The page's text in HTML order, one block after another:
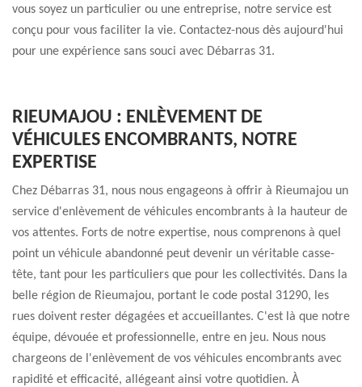
vous soyez un particulier ou une entreprise, notre service est
conçu pour vous faciliter la vie. Contactez-nous dès aujourd'hui
pour une expérience sans souci avec Débarras 31.
RIEUMAJOU : ENLÈVEMENT DE
VÉHICULES ENCOMBRANTS, NOTRE
EXPERTISE
Chez Débarras 31, nous nous engageons à offrir à Rieumajou un
service d'enlèvement de véhicules encombrants à la hauteur de
vos attentes. Forts de notre expertise, nous comprenons à quel
point un véhicule abandonné peut devenir un véritable casse-
tête, tant pour les particuliers que pour les collectivités. Dans la
belle région de Rieumajou, portant le code postal 31290, les
rues doivent rester dégagées et accueillantes. C'est là que notre
équipe, dévouée et professionnelle, entre en jeu. Nous nous
chargeons de l'enlèvement de vos véhicules encombrants avec
rapidité et efficacité, allégeant ainsi votre quotidien. À